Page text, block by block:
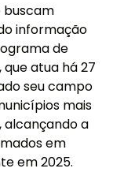
buscam
informação
de
que atua há 27
seu campo
mais
alcançando a
em
em 2025.